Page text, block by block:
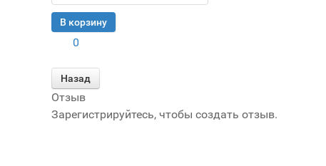
0
Отзыв
Зарегистрируйтесь, чтобы создать отзыв.